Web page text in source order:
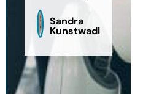
Sandra
Kunstwadl